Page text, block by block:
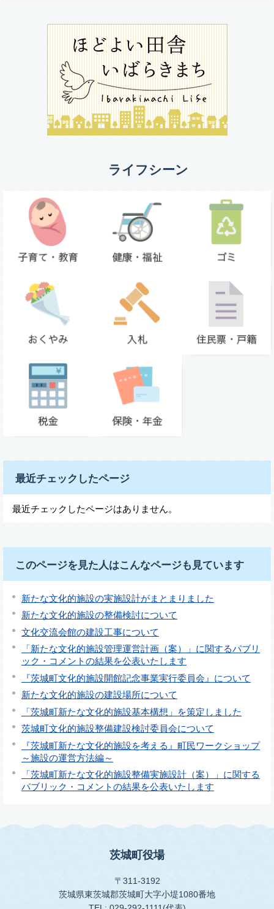
ライフシーン
最近チェックしたページ
最近チェックしたページはありません。
このページを見た人はこんなページも見ています
新たな文化的施設の実施設計がまとまりました
新たな文化的施設の整備検討について
文化交流会館の建設工事について
「新たな文化的施設管理運営計画（案）」に関するパブリ
ック・コメントの結果を公表いたします
『茨城町文化的施設開館記念事業実行委員会』について
新たな文化的施設の建設場所について
「茨城町新たな文化的施設基本構想」を策定しました
茨城町文化的施設整備建設検討委員会について
『茨城町新たな文化的施設を考える』町民ワークショップ
～施設の運営方法編～
「茨城町新たな文化的施設整備実施設計（案）」に関する
パブリック・コメントの結果を公表いたします
茨城町役場
〒311-3192
茨城県東茨城郡茨城町大字小堤1080番地